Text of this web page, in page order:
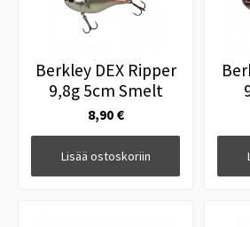
Berkley DEX Ripper
9,8g 5cm Smelt
8,90 €
Lisää ostoskoriin